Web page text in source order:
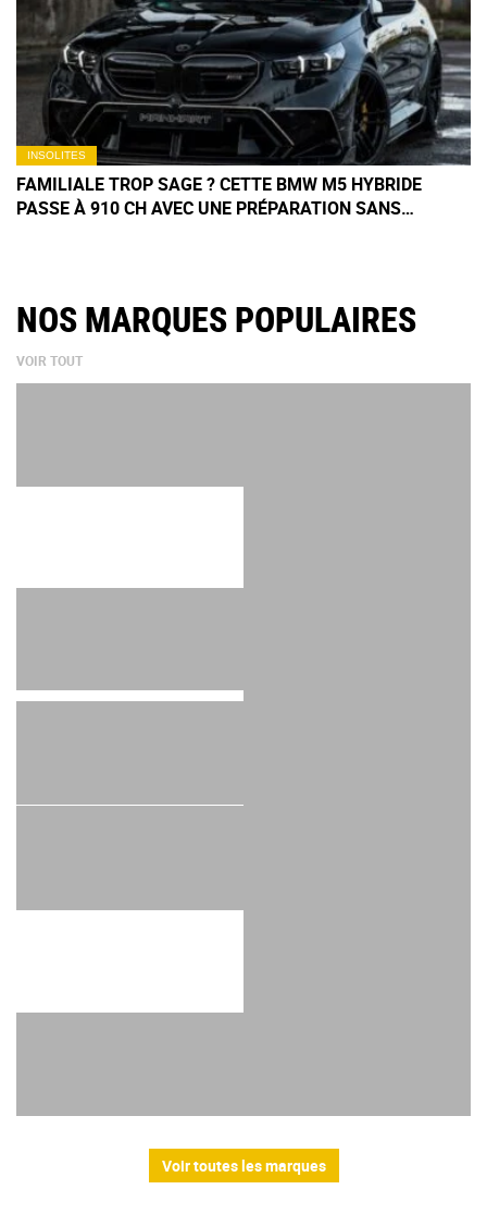
INSOLITES
FAMILIALE TROP SAGE ? CETTE BMW M5 HYBRIDE
PASSE À 910 CH AVEC UNE PRÉPARATION SANS
NOS MARQUES POPULAIRES
VOIR TOUT
Voir toutes les marques